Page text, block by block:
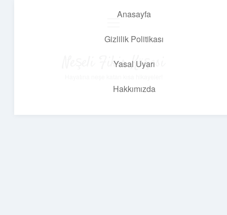
Anasayfa
Gizlilik Politikası
Yasal Uyarı
Hakkımızda
Neşeli Fikir Köşesi